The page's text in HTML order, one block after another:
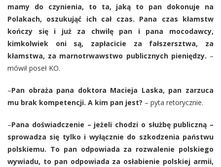
mamy do czynienia, to ta, jaką to pan dokonuje na
Polakach, oszukująć ich cał czas. Pana czas kłamstw
kończy się i już za chwilę pan i pana mocodawcy,
kimkolwiek oni są, zapłacicie za fałszersztwa, za
kłamstwa, za marnotrwawstwo publicznych pieniędzy. –
mówił poseł KO.
–Pan obraża pana doktora Macieja Laska, pan zarzuca
mu brak kompetencji. A kim pan jest? – pyta retorycznie.
–Pana doświadczenie – jeżeli chodzi o służbę publiczną –
sprowadza się tylko i wyłącznie do szkodzenia państwu
polskiemu. To pan odpowiada za rozwalenie polskiego
wywiadu, to pan odpowiada za osłabienie polskiej armii,